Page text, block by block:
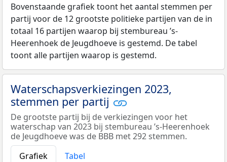
Bovenstaande grafiek toont het aantal stemmen per
partij voor de 12 grootste politieke partijen van de in
totaal 16 partijen waarop bij stembureau ’s-
Heerenhoek de Jeugdhoeve is gestemd. De tabel
toont alle partijen waarop is gestemd.
Waterschapsverkiezingen 2023,
stemmen per partij
De grootste partij bij de verkiezingen voor het
waterschap van 2023 bij stembureau ’s-Heerenhoek
de Jeugdhoeve was de BBB met 292 stemmen.
Grafiek
Tabel